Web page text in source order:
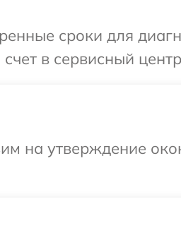
сроки для
в сервисный
на утверждение